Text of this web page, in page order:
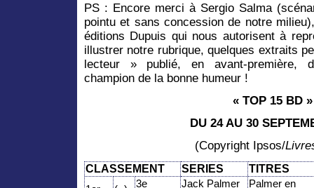
PS : Encore merci à Sergio Salma
pointu et sans concession de notre
éditions Dupuis qui nous autorisent à
illustrer notre rubrique, quelques extraits
lecteur
» publié, en avant-première,
champion de la bonne humeur !
« TOP 15 BD
DU 24 AU 30
(Copyright Ipsos/
CLASSEMENT SERIES
TITRES
3e Jack Palmer Palmer en